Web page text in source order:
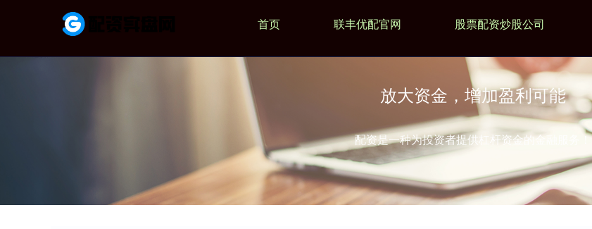
首页 联丰优配官网 股票配资炒股公司
放大资金，增加盈利可能
配资是一种为投资者提供杠杆资金的金融服务！